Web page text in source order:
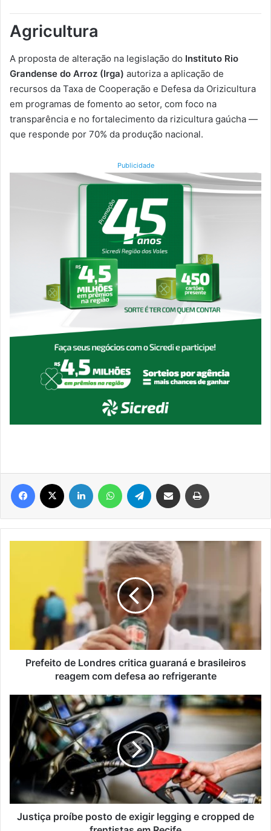
Agricultura
A proposta de alteração na legislação do Instituto Rio
Grandense do Arroz (Irga) autoriza a aplicação de
recursos da Taxa de Cooperação e Defesa da Orizicultura
em programas de fomento ao setor, com foco na
transparência e no fortalecimento da rizicultura gaúcha —
que responde por 70% da produção nacional.
Publicidade
Facebook Linkedin WhatsAppTelegram Compartilhar via e-mail
guaraná
brasileiros
reagem
com
defesaPrefeito de Londres critica guaraná e brasileiros
reagem com defesa ao refrigerante
Justiça
proíbe
posto
exigir
legging
cropped
de
frentistas
Justiça proíbe posto de exigir legging e cropped de